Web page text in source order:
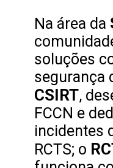
Na área da
soluções
segurança
CSIRT,
FCCN e
incidentes
RCTS; o